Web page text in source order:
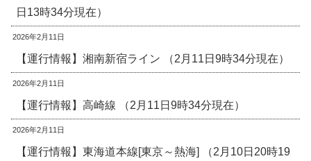
日13時34分現在）
2026年2月11日
【運行情報】湘南新宿ライン （2月11日9時34分現在）
2026年2月11日
【運行情報】高崎線 （2月11日9時34分現在）
2026年2月11日
【運行情報】東海道本線[東京～熱海] （2月10日20時19